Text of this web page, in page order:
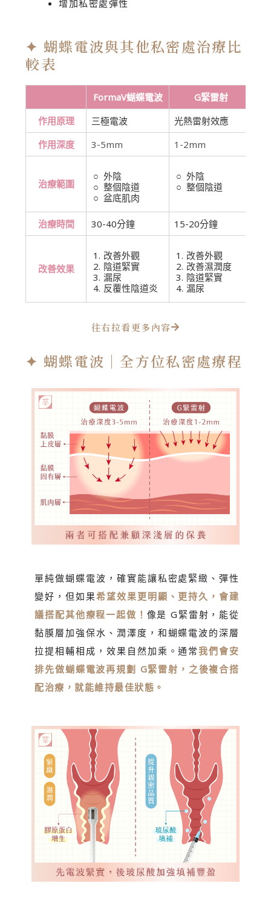
增加私密處彈性
✦ 蝴蝶電波與其他私密處治療比
較表
FormaV蝴蝶電波
G緊雷射
作用原理
三極電波 光熱雷射效應
作用深度
3-5mm 1-2mm
治療範圍
外陰
整個陰道
盆底肌肉
外陰
整個陰道
治療時間 30-40分鐘 15-20分鐘
改善效果
改善外觀
陰道緊實
漏尿
反覆性陰道炎
改善外觀
改善濕潤度
陰道緊實
漏尿
往右拉看更多內容
✦ 蝴蝶電波｜全方位私密處療程
單純做蝴蝶電波，確實能讓私密處緊緻、彈性
變好，但如果希望效果更明顯、更持久，會建
議搭配其他療程一起做！ 像是 G緊雷射，能從
黏膜層加強保水、潤澤度，和蝴蝶電波的深層
拉提相輔相成，效果自然加乘。通常我們會安
排先做蝴蝶電波再規劃 G緊雷射，之後複合搭
配治療，就能維持最佳狀態。